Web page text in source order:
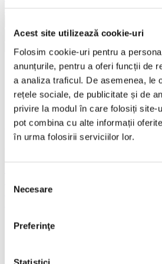
Acest site utilizează cookie-uri
Folosim cookie-uri pentru a
anunțurile, pentru a oferi funcții de
a analiza traficul. De asemenea, le
rețele sociale, de publicitate și de
privire la modul în care folosiți site-
pot combina cu alte informații
în urma folosirii serviciilor lor.
consimțământului
Necesare
Preferinţe
Statistici
Vezi mai puțin
RASPUTIN - Iasi
1 Feb - 31 Mar 2027
ora 19:00
Teatru
Detalii eveniment